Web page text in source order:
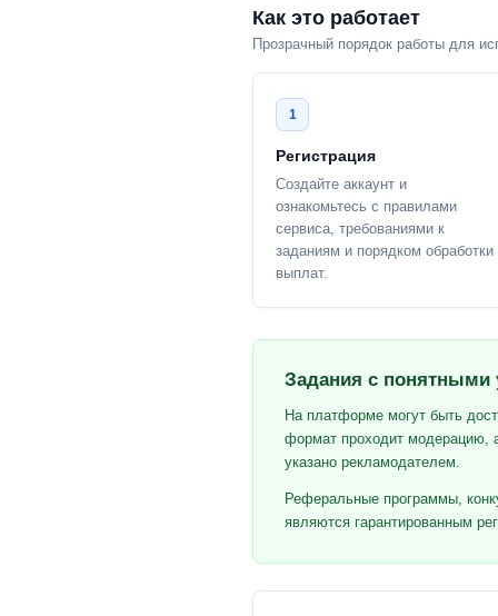
Как это работает
Прозрачный порядок работы для
1
Регистрация
Создайте аккаунт и
ознакомьтесь с правилами
сервиса, требованиями к
заданиям и порядком обработки
выплат.
Задания с понятными
На платформе могут быть
формат проходит модерацию, а
указано рекламодателем.
Реферальные программы,
являются гарантированным